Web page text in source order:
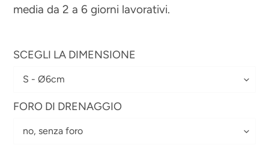
media da 2 a 6 giorni lavorativi.
SCEGLI LA DIMENSIONE
FORO DI DRENAGGIO